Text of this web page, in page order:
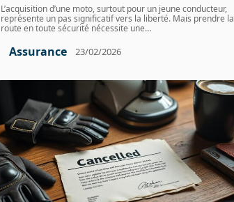
L’acquisition d’une moto, surtout pour un jeune conducteur,
représente un pas significatif vers la liberté. Mais prendre la
route en toute sécurité nécessite une…
Assurance 23/02/2026